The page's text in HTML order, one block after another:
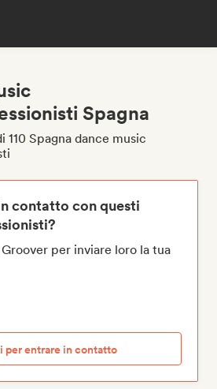
Spagna
110 Spagna dance music
contatto con questi
per inviare loro la tua
per entrare in contatto